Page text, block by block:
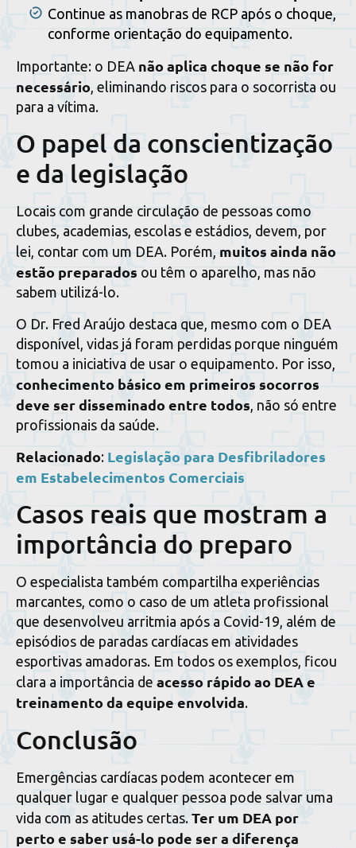
Continue as manobras de RCP após o choque,
conforme orientação do equipamento.
Importante: o DEA não aplica choque se não for
necessário , eliminando riscos para o socorrista ou
para a vítima.
O papel da conscientização
e da legislação
Locais com grande circulação de pessoas como
clubes, academias, escolas e estádios, devem, por
lei, contar com um DEA. Porém, muitos ainda não
estão preparados ou têm o aparelho, mas não
sabem utilizá-lo.
O Dr. Fred Araújo destaca que, mesmo com o DEA
disponível, vidas já foram perdidas porque ninguém
tomou a iniciativa de usar o equipamento. Por isso,
conhecimento básico em primeiros socorros
deve ser disseminado entre todos , não só entre
profissionais da saúde.
Relacionado: Legislação para Desfibriladores
em Estabelecimentos Comerciais
Casos reais que mostram a
importância do preparo
O especialista também compartilha experiências
marcantes, como o caso de um atleta profissional
que desenvolveu arritmia após a Covid-19, além de
episódios de paradas cardíacas em atividades
esportivas amadoras. Em todos os exemplos, ficou
clara a importância de acesso rápido ao DEA e
treinamento da equipe envolvida.
Conclusão
Emergências cardíacas podem acontecer em
qualquer lugar e qualquer pessoa pode salvar uma
vida com as atitudes certas. Ter um DEA por
perto e saber usá-lo pode ser a diferença